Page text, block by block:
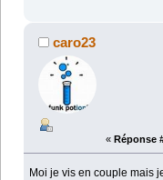
caro23
« Réponse
Moi je vis en couple mais